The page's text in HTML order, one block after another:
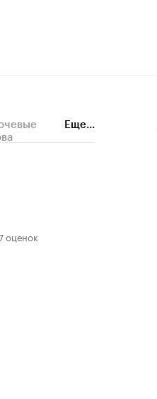
Еще...
оценок